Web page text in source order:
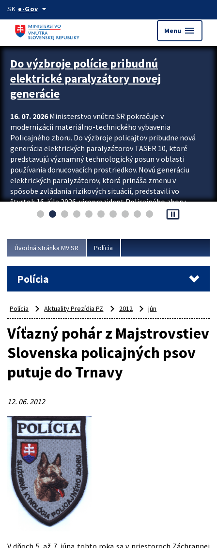
Preskocit na hlavný obsah
SK e-Govarrow_drop_down
Menu menu
Zastavit automatický posun upútavok
Do výzbroje polície pribudnú
elektrické paralyzátory novej
generácie
16. 07. 2026Ministerstvo vnútra SR pokračuje v
modernizácii materiálno-technického vybavenia
Policajného zboru. Do výzbroje policajtov pribudne nová
generácia elektrických paralyzátorov TASER 10, ktoré
predstavujú významný technologický posun v oblasti
používania donucovacích prostriedkov. Novú generáciu
elektrických paralyzátorov, ktorá prináša zmenu v
spôsobe zvládania rizikových situácií, predstavili vo
štvrtok 16. júla 2026 viceprezident Policajného zboru
Rastislav Polakovič a riaditeľ odboru výcviku...
pause_presentation
Úvodná stránka MV SR Polícia
Polícia
Polícia Aktuality Prezídia PZ 2012 jún
Víťazný pohár z Majstrovstiev
Slovenska policajných psov
putuje do Trnavy
12. 06. 2012